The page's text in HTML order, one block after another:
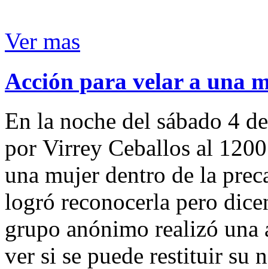
Ver mas
Acción para velar a una
En la noche del sábado 4
por Virrey Ceballos al
una mujer dentro de la
logró reconocerla pero
grupo anónimo realizó
ver si se puede restituir su